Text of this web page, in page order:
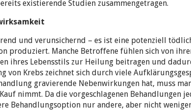
existierende Studien zusammengetragen.
und verunsichernd – es ist eine potenziell
produziert. Manche Betroffene fühlen sich von
ihres Lebensstils zur Heilung beitragen und
von Krebs zeichnet sich durch viele
gravierende Nebenwirkungen hat, muss
nimmt. Da die vorgeschlagenen Behandlungen
Behandlungsoption nur andere, aber nicht